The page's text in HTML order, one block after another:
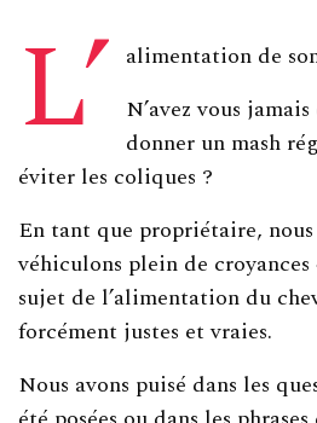
L’ alimentation de
N’avez vous
donner un mash
éviter les coliques ?
En tant que propriétaire,
véhiculons plein de croyances
sujet de l’alimentation du
forcément justes et vraies.
Nous avons puisé dans les